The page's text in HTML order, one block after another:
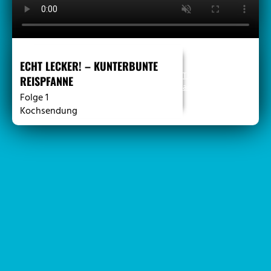
ECHT LECKER! – KUNTERBUNTE
REISPFANNE
Folge 1
Kochsendung
TV-Programm
anzeigen